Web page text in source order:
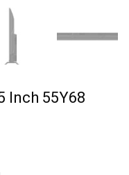
Inch 55Y68